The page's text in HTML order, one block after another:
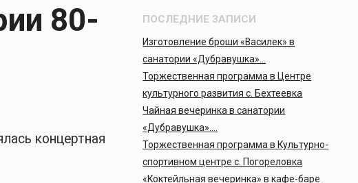
80-
концертная
ПОСЛЕДНИЕ ЗАПИСИ
Изготовление броши «Василек» в
санатории «Дубравушка»…
Торжественная программа в Центре
культурного развития с. Бехтеевка
Чайная вечеринка в санатории
«Дубравушка»….
Торжественная программа в Культурно-
спортивном центре с. Погореловка
«Коктейльная вечеринка» в кафе-баре